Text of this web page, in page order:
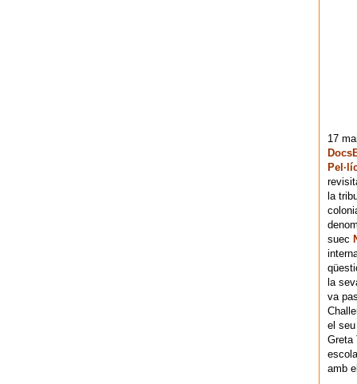
17
la
suec
la
va
el
Greta
amb